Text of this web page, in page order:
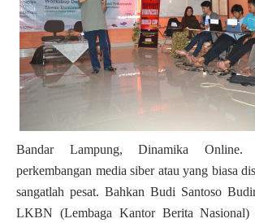
Bandar Lampung, Dinamika Online.
perkembangan media siber atau yang biasa
sangatlah pesat. Bahkan Budi Santoso
LKBN (Lembaga Kantor Berita Nasional)